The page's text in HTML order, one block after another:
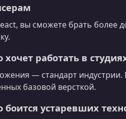
вы сможете брать более
хочет работать в
— стандарт
базовой версткой.
боится устаревших